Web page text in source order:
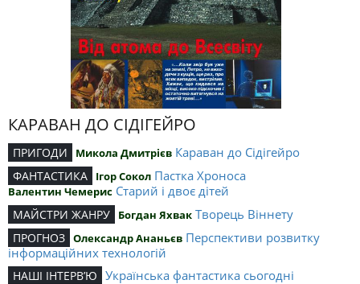
КАРАВАН ДО СІДІГЕЙРО
ПРИГОДИ Микола Дмитрієв Караван до Сідігейро
ФАНТАСТИКА Ігор Сокол Пастка Хроноса
Валентин Чемерис Старий і двоє дітей
МАЙСТРИ ЖАНРУ Богдан Яхвак Творець Віннету
ПРОГНОЗ Олександр Ананьєв Перспективи розвитку
інформаційних технологій
НАШІ ІНТЕРВ’Ю Українська фантастика сьогодні